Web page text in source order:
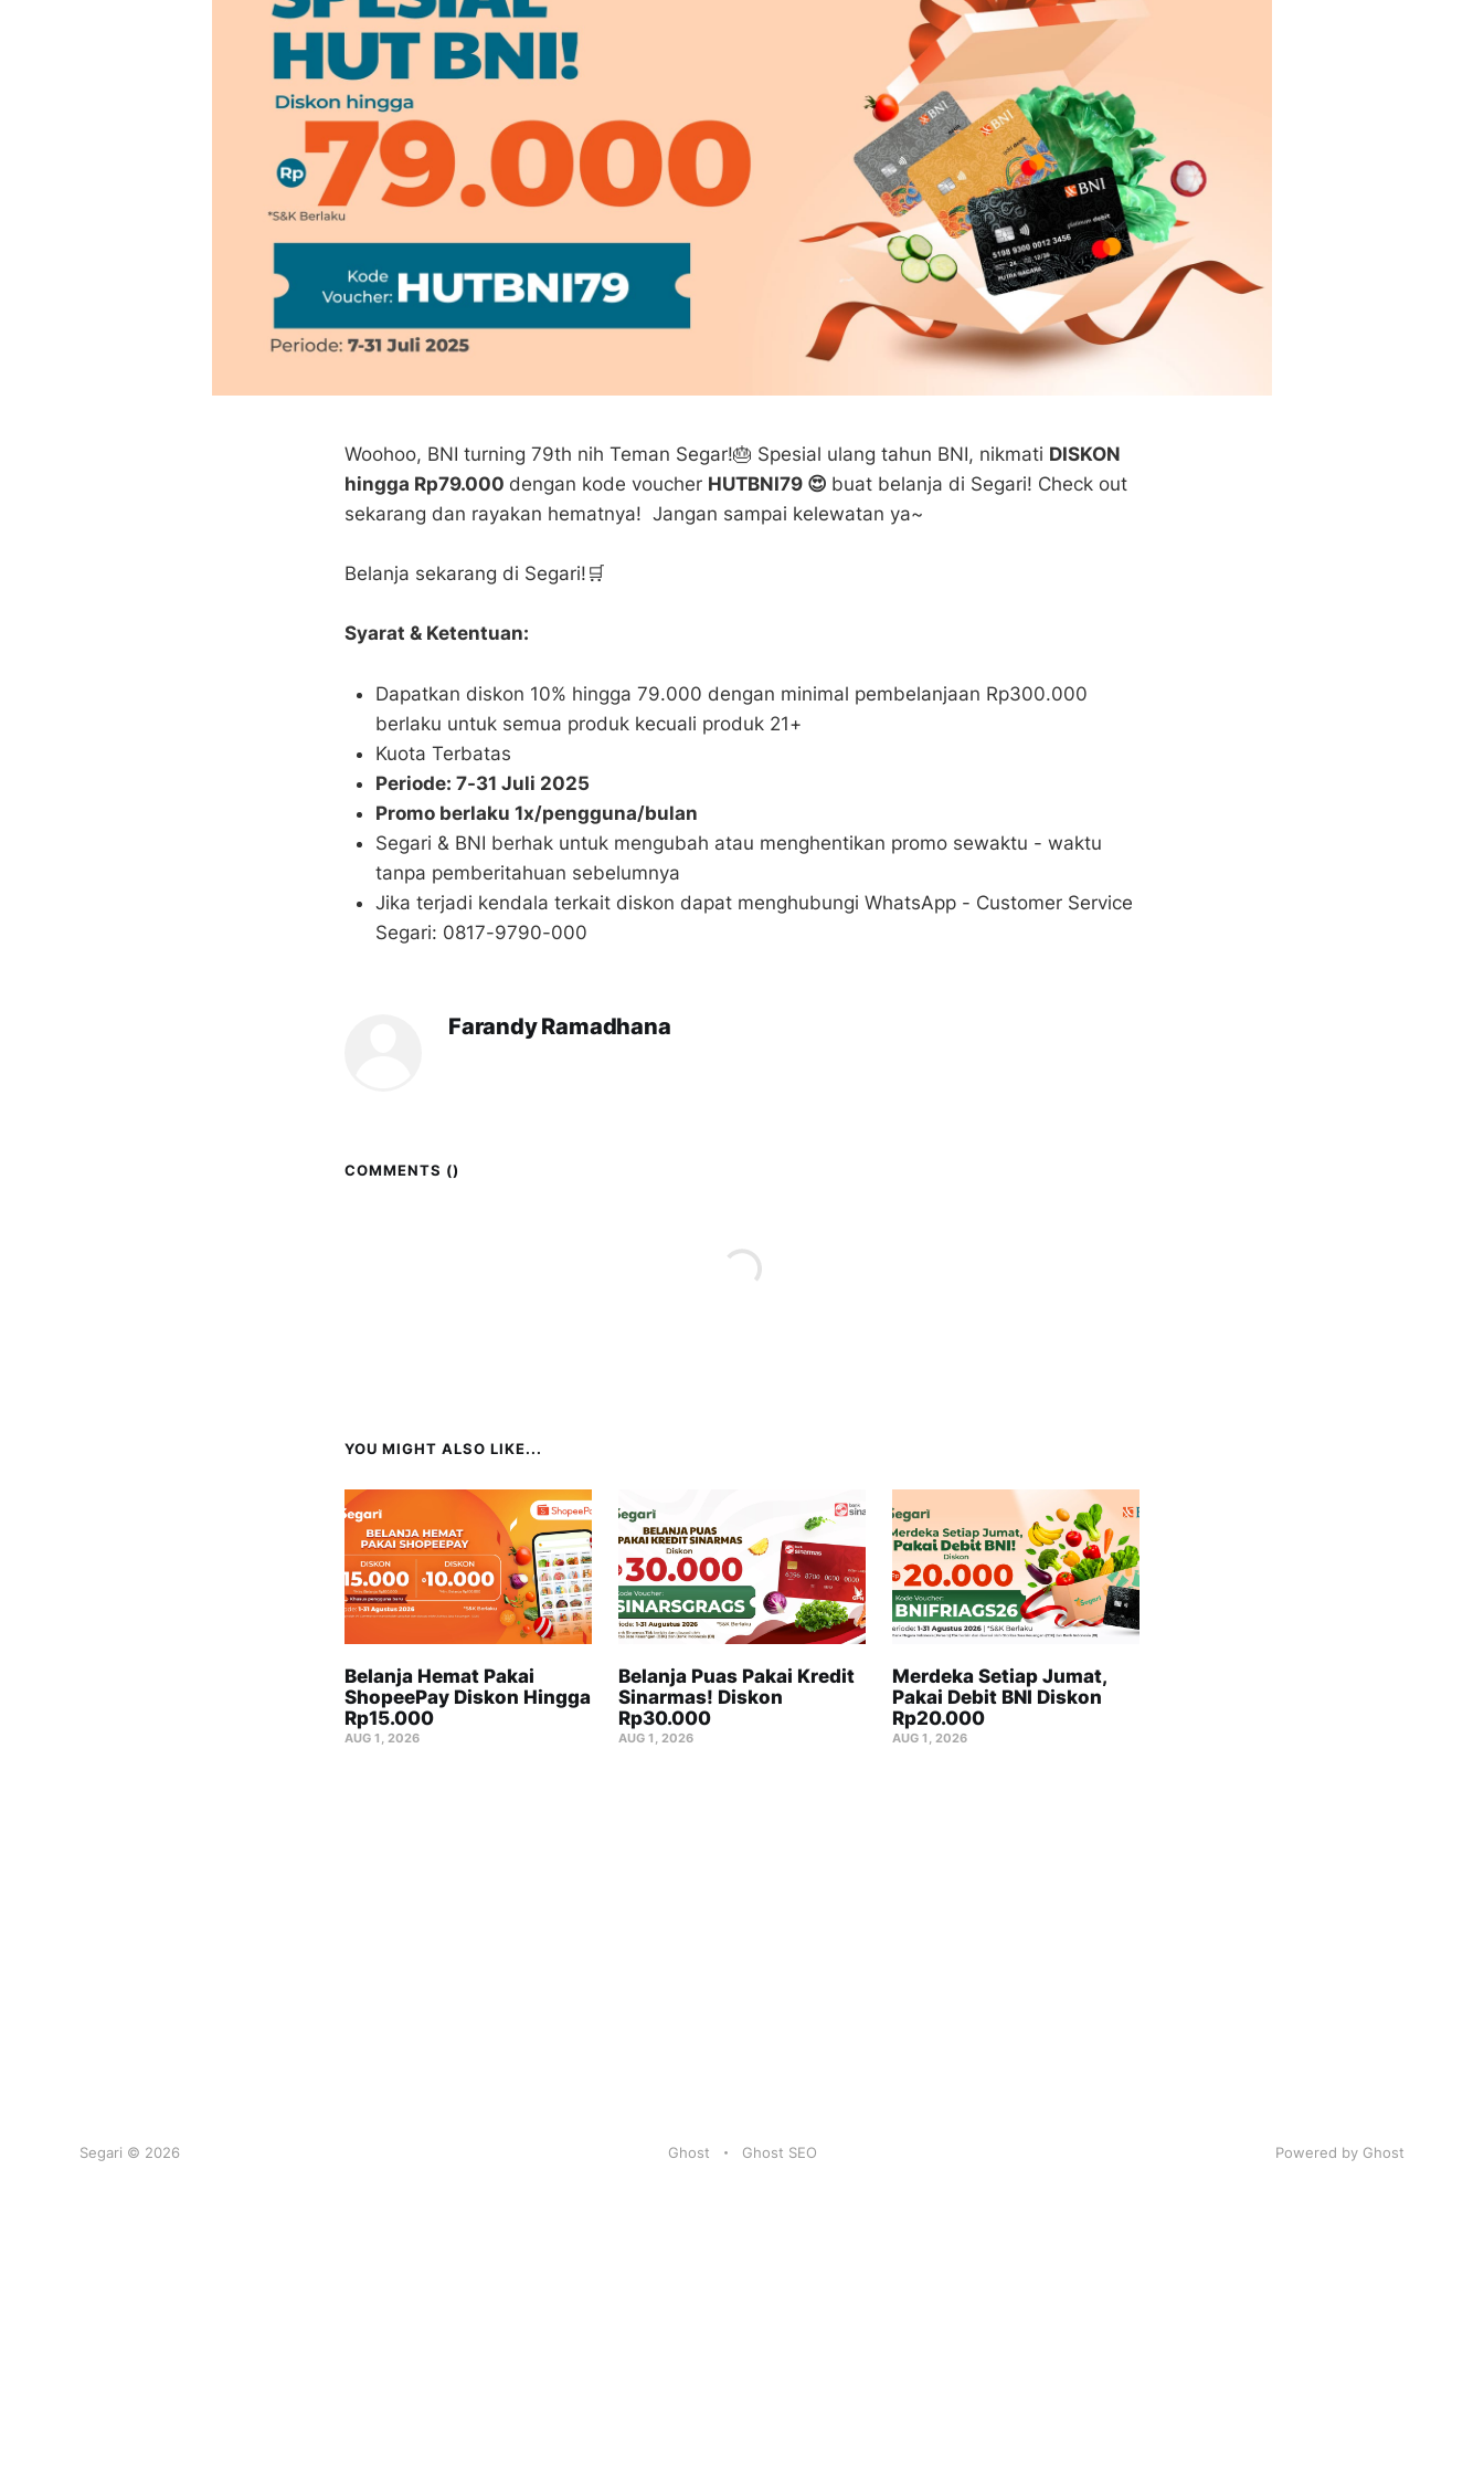
Woohoo, BNI turning 79th nih Teman Segar!🎂 Spesial ulang tahun BNI, nikmati DISKON
hingga Rp79.000 dengan kode voucher HUTBNI79 😍 buat belanja di Segari! Check out
sekarang dan rayakan hematnya! Jangan sampai kelewatan ya~
Belanja sekarang di Segari!🛒
Syarat & Ketentuan:
Dapatkan diskon 10% hingga 79.000 dengan minimal pembelanjaan Rp300.000
berlaku untuk semua produk kecuali produk 21+
Kuota Terbatas
Periode: 7-31 Juli 2025
Promo berlaku 1x/pengguna/bulan
Segari & BNI berhak untuk mengubah atau menghentikan promo sewaktu - waktu
tanpa pemberitahuan sebelumnya
Jika terjadi kendala terkait diskon dapat menghubungi WhatsApp - Customer Service
Segari: 0817-9790-000
Farandy Ramadhana
COMMENTS ()
YOU MIGHT ALSO LIKE...
Belanja Hemat Pakai
ShopeePay Diskon Hingga
Rp15.000
AUG 1, 2026
Belanja Puas Pakai Kredit
Sinarmas! Diskon
Rp30.000
AUG 1, 2026
Merdeka Setiap Jumat,
Pakai Debit BNI Diskon
Rp20.000
AUG 1, 2026
Segari © 2026 Ghost Ghost SEO Powered by Ghost